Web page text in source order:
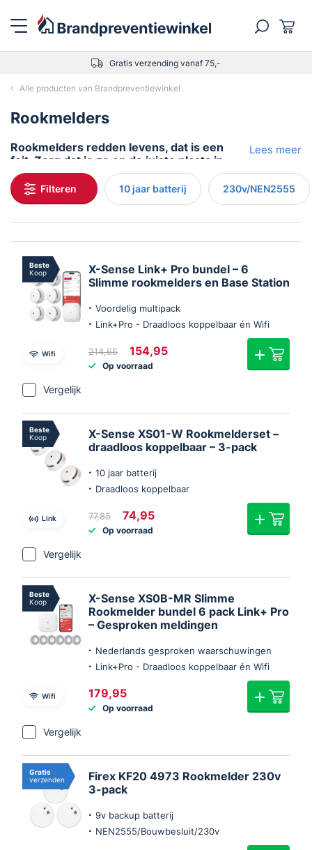
Gratis verzending vanaf 75,-
Alle producten van Brandpreventiewinkel
Rookmelders
Rookmelders redden levens, dat is een
feit. Zorg dat je ze op de juiste plaats in
huis hebt hangen.
Rookmelders: Je slimme bescherming
tegen brand
Waarom heb je een rookmelder nodig?
Het belang van regulier onderhoud
Lees meer
Filteren 10 jaar batterij 230v/NEN2555
Beste
Koop
Wifi
X-Sense Link+ Pro bundel – 6
Slimme rookmelders en Base Station
Voordelig multipack
Link+Pro - Draadloos koppelbaar én Wifi
214,65
Oorspronkelijke
prijs
was:
154,95
Op voorraad
Vergelijk
Link
Beste
Koop
X-Sense XS01-W Rookmelderset –
draadloos koppelbaar – 3-pack
10 jaar batterij
Draadloos koppelbaar
77,85
Oorspronkelijke
prijs
was:
74,95
Op voorraad
Vergelijk
Beste
Koop
Wifi
X-Sense XS0B-MR Slimme
Rookmelder bundel 6 pack Link+ Pro
– Gesproken meldingen
Nederlands gesproken waarschuwingen
Link+Pro - Draadloos koppelbaar én Wifi
179,95
Op voorraad
Vergelijk
Gratis
verzenden
Firex KF20 4973 Rookmelder 230v
3-pack
9v backup batterij
NEN2555/Bouwbesluit/230v